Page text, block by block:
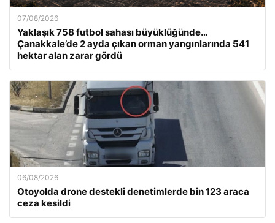
07/08/2026
Yaklaşık 758 futbol sahası büyüklüğünde…
Çanakkale’de 2 ayda çıkan orman yangınlarında 541
hektar alan zarar gördü
06/08/2026
Otoyolda drone destekli denetimlerde bin 123 araca
ceza kesildi